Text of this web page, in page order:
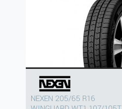
NEXEN 205/65 R16